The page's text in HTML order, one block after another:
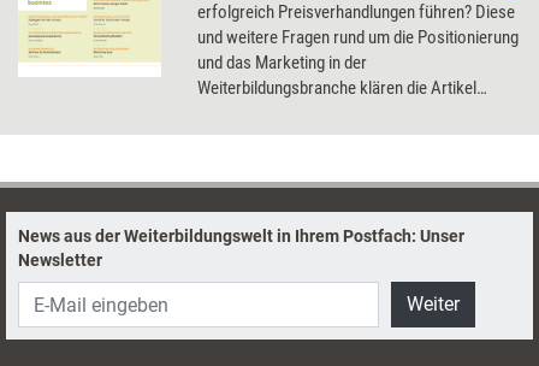
erfolgreich Preisverhandlungen führen? Diese
und weitere Fragen rund um die Positionierung
und das Marketing in der
Weiterbildungsbranche klären die Artikel
News aus der Weiterbildungswelt in Ihrem Postfach: Unser
Newsletter
Weiter